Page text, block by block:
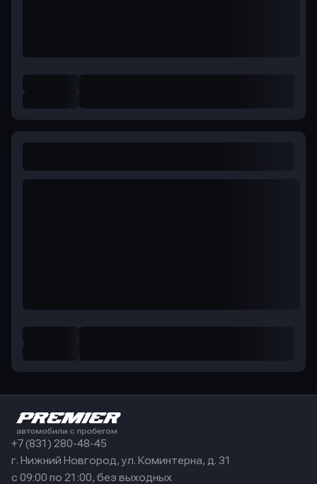
+7 (831) 280-48-45
г. Нижний Новгород, ул. Коминтерна, д. 31
с 09:00 по 21:00, без выходных